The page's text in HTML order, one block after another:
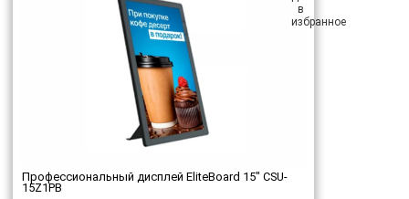
Профессиональный дисплей EliteBoard 15" CSU-
15Z1PB